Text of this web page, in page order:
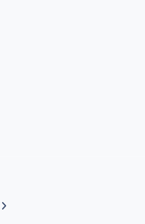
слайд карусели
слайд карусели